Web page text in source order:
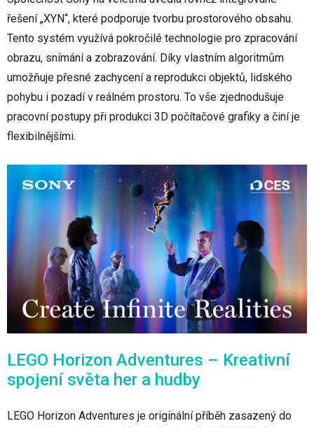
řešení „XYN“, které podporuje tvorbu prostorového obsahu.
Tento systém využívá pokročilé technologie pro zpracování
obrazu, snímání a zobrazování. Díky vlastním algoritmům
umožňuje přesné zachycení a reprodukci objektů, lidského
pohybu i pozadí v reálném prostoru. To vše zjednodušuje
pracovní postupy při produkci 3D počítačové grafiky a činí je
flexibilnějšími.
LEGO Horizon Adventures – Kreativní
spojení světa her a hudby
LEGO Horizon Adventures je originální příběh zasazený do